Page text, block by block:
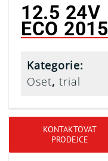
12.5 24V
ECO 2015
Kategorie:
Oset, trial
KONTAKTOVAT
PRODEJCE